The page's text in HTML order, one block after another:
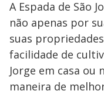
A Espada de São
não apenas por
suas
facilidade de
Jorge em casa ou
maneira de